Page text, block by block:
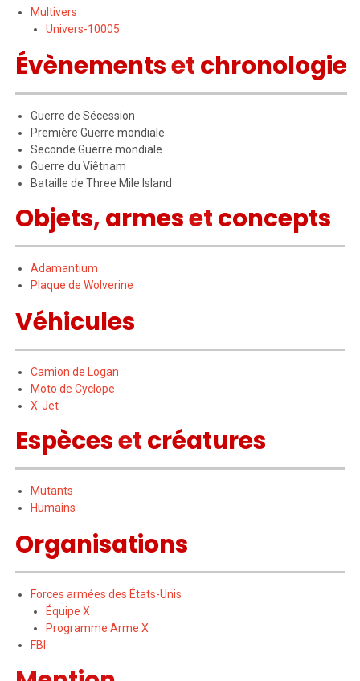
Multivers
Univers-10005
Évènementsetchronologie
Guerre de Sécession
Première Guerre mondiale
Seconde Guerre mondiale
Guerre du Viêtnam
Bataille de Three Mile Island
Objets,armesetconcepts
Adamantium
Plaque de Wolverine
Véhicules
Camion de Logan
Moto de Cyclope
X-Jet
Espècesetcréatures
Mutants
Humains
Organisations
Forces armées des États-Unis
Équipe X
Programme Arme X
FBI